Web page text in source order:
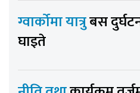
ग्वार्कोमा यात्रुबस
घाइते